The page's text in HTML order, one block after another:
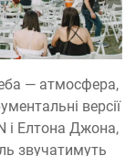
— атмосфера,
версії
і Елтона Джона,
звучатимуть